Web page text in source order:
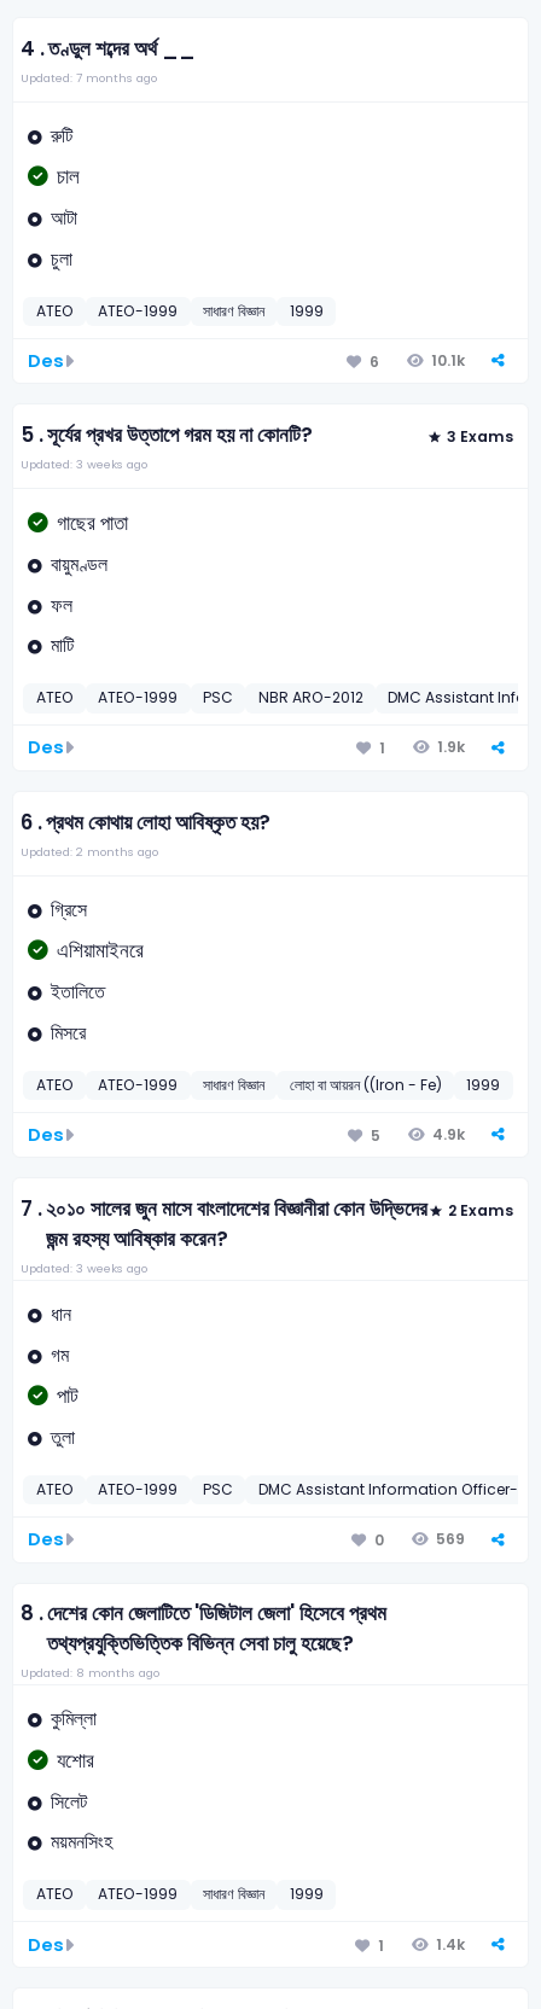
4 .তণ্ডুল শব্দের অর্থ __
Updated: 7 months ago
রুটি
চাল
আটা
চুলা
ATEO ATEO-1999 সাধারণ বিজ্ঞান 1999
Des 6 10.1k
5 .সূর্যের প্রখর উত্তাপে গরম হয় না কোনটি? 3 Exams
Updated: 3 weeks ago
গাছের পাতা
বায়ুমণ্ডল
ফল
মাটি
ATEO ATEO-1999 PSC NBR ARO-2012 DMC Assistant
Des 1 1.9k
6 .প্রথম কোথায় লোহা আবিষ্কৃত হয়?
Updated: 2 months ago
গ্রিসে
এশিয়ামাইনরে
ইতালিতে
মিসরে
ATEO ATEO-1999 সাধারণ বিজ্ঞান লোহা বা আয়রন ((Iron - Fe) 1999
Des 5 4.9k
7 .২০১০ সালের জুন মাসে বাংলাদেশের বিজ্ঞানীরা কোন উদ্ভিদের
জন্ম রহস্য আবিষ্কার করেন?
2 Exams
Updated: 3 weeks ago
ধান
গম
পাট
তুলা
ATEO ATEO-1999 PSC DMC Assistant Information Officer-
Des 0 569
8 .দেশের কোন জেলাটিতে 'ডিজিটাল জেলা' হিসেবে প্রথম
তথ্যপ্রযুক্তিভিত্তিক বিভিন্ন সেবা চালু হয়েছে?
Updated: 8 months ago
কুমিল্লা
যশোর
সিলেট
ময়মনসিংহ
ATEO ATEO-1999 সাধারণ বিজ্ঞান 1999
Des 1 1.4k